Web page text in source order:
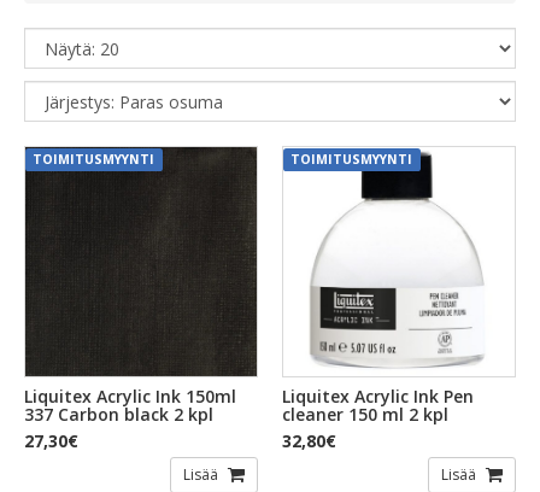
TOIMITUSMYYNTI
Liquitex Acrylic Ink 150ml
337 Carbon black 2 kpl
27,30€
Lisää
TOIMITUSMYYNTI
Liquitex Acrylic Ink Pen
cleaner 150 ml 2 kpl
32,80€
Lisää